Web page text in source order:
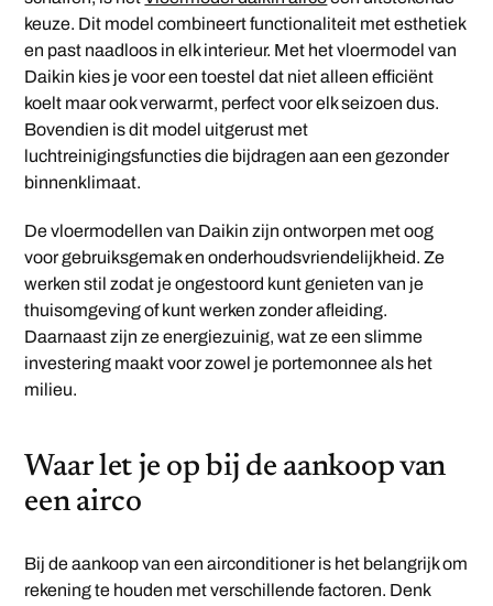
keuze. Dit model combineert functionaliteit met esthetiek
en past naadloos in elk interieur. Met het vloermodel van
Daikin kies je voor een toestel dat niet alleen efficiënt
koelt maar ook verwarmt, perfect voor elk seizoen dus.
Bovendien is dit model uitgerust met
luchtreinigingsfuncties die bijdragen aan een gezonder
binnenklimaat.
De vloermodellen van Daikin zijn ontworpen met oog
voor gebruiksgemak en onderhoudsvriendelijkheid. Ze
werken stil zodat je ongestoord kunt genieten van je
thuisomgeving of kunt werken zonder afleiding.
Daarnaast zijn ze energiezuinig, wat ze een slimme
investering maakt voor zowel je portemonnee als het
milieu.
Waar let je op bij de aankoop van
een airco
Bij de aankoop van een airconditioner is het belangrijk om
rekening te houden met verschillende factoren. Denk